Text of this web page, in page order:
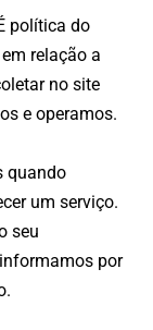
política do
relação a
no site
e operamos.
quando
um serviço.
seu
por